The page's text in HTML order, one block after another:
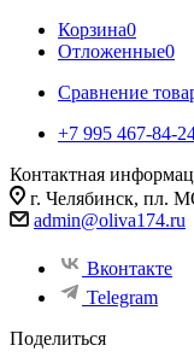
Корзина0
Отложенные0
Сравнение
+7 995
Контактная
г. Челябинск, пл.
admin@oliva174.ru
Вконтакте
Telegram
Поделиться